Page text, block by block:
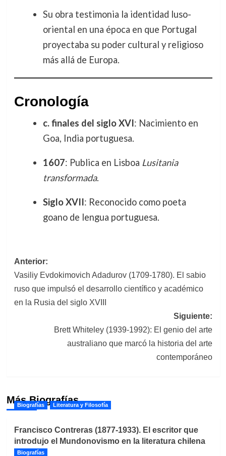
Su obra testimonia la identidad luso-
oriental en una época en que Portugal
proyectaba su poder cultural y religioso
más allá de Europa.
Cronología
c. finales del siglo XVI: Nacimiento en
Goa, India portuguesa.
1607: Publica en Lisboa Lusitania
transformada.
Siglo XVII: Reconocido como poeta
goano de lengua portuguesa.
Navegación
de
entradas
Anterior:
Vasiliy Evdokimovich Adadurov (1709-1780). El sabio
ruso que impulsó el desarrollo científico y académico
en la Rusia del siglo XVIII
Siguiente:
Brett Whiteley (1939-1992): El genio del arte
australiano que marcó la historia del arte
contemporáneo
Más Biografías
Biografías Literatura y Filosofía
Francisco Contreras (1877-1933). El escritor que
introdujo el Mundonovismo en la literatura chilena
Biografías